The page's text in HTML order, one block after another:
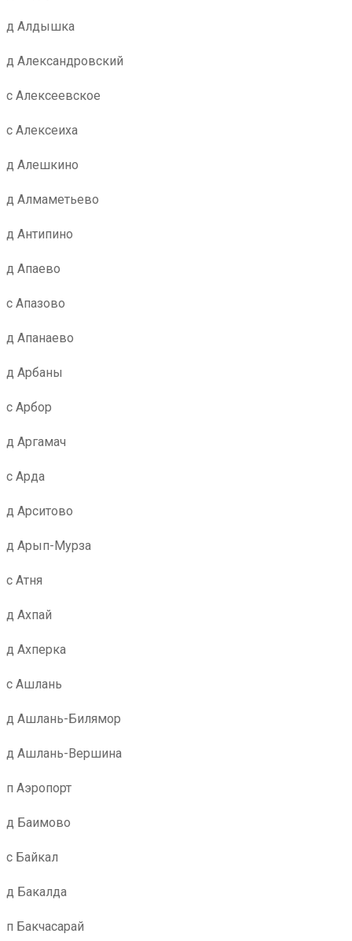
д Алдышка
д Александровский
с Алексеевское
с Алексеиха
д Алешкино
д Алмаметьево
д Антипино
д Апаево
с Апазово
д Апанаево
д Арбаны
с Арбор
д Аргамач
с Арда
д Арситово
д Арып-Мурза
с Атня
д Ахпай
д Ахперка
с Ашлань
д Ашлань-Билямор
д Ашлань-Вершина
п Аэропорт
д Баимово
с Байкал
д Бакалда
п Бакчасарай